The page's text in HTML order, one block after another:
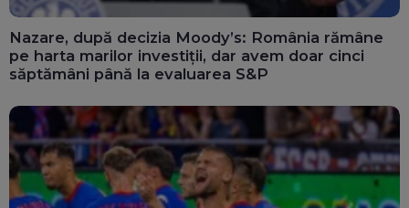
Nazare, după decizia Moody’s: România rămâne
pe harta marilor investiții, dar avem doar cinci
săptămâni până la evaluarea S&P